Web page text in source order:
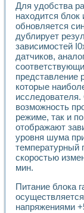
Для удобства
находится
обновляется
дублирует
зависимостей
датчиков,
представление
которые
возможность
режиме, так и
отображают
уровня шума
температурный
скоростью
мин.
Питание блока
напряжениями